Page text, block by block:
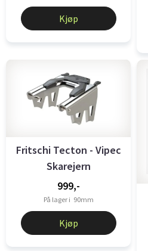
Kjøp
Fritschi Tecton - Vipec
Skarejern
999,-
På lager i 90mm
Kjøp